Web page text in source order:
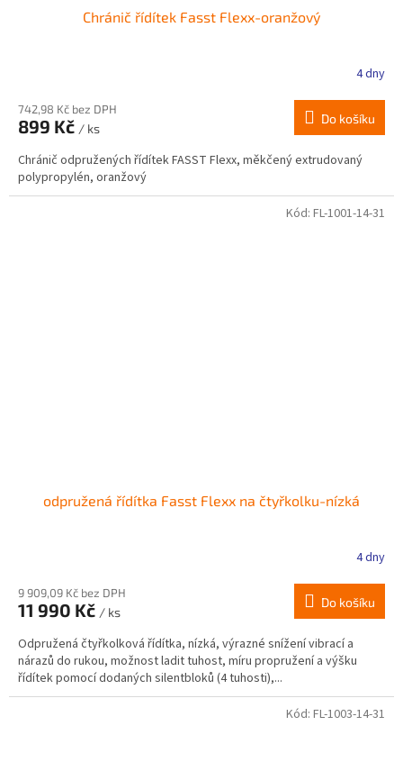
Chránič řídítek Fasst Flexx-oranžový
4 dny
742,98 Kč bez DPH
899 Kč / ks
Do košíku
Chránič odpružených řídítek FASST Flexx, měkčený extrudovaný
polypropylén, oranžový
odpružená řídítka Fasst Flexx na čtyřkolku-nízká
4 dny
9 909,09 Kč bez DPH
11 990 Kč / ks
Do košíku
Odpružená čtyřkolková řídítka, nízká, výrazné snížení vibrací a
nárazů do rukou, možnost ladit tuhost, míru propružení a výšku
řídítek pomocí dodaných silentbloků (4 tuhosti),...
Kód: FL-1001-14-31
Kód: FL-1003-14-31